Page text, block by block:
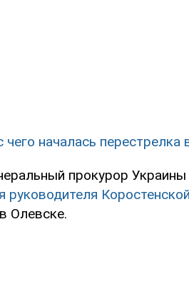
чего началась перестрелка
прокурор
Олевске.